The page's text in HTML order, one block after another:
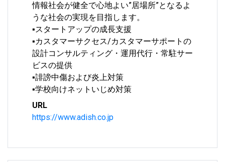
情報社会が健全で心地よい”居場所”となるよ
うな社会の実現を目指します。
▪スタートアップの成長支援
▪カスタマーサクセス/カスタマーサポートの
設計コンサルティング・運用代行・常駐サー
ビスの提供
▪誹謗中傷および炎上対策
▪学校向けネットいじめ対策
URL
https://www.adish.co.jp